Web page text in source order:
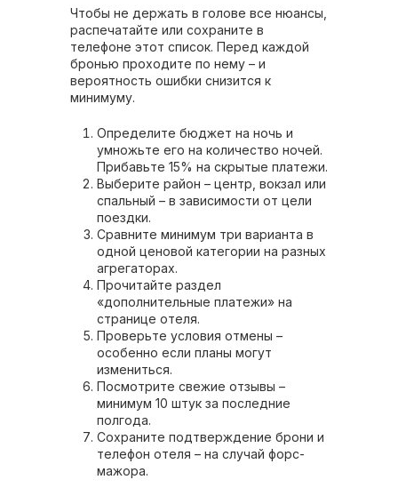
Чтобы не держать в голове все нюансы,
распечатайте или сохраните в
телефоне этот список. Перед каждой
бронью проходите по нему – и
вероятность ошибки снизится к
минимуму.
Определите бюджет на ночь и
умножьте его на количество ночей.
Прибавьте 15% на скрытые платежи.
Выберите район – центр, вокзал или
спальный – в зависимости от цели
поездки.
Сравните минимум три варианта в
одной ценовой категории на разных
агрегаторах.
Прочитайте раздел
«дополнительные платежи» на
странице отеля.
Проверьте условия отмены –
особенно если планы могут
измениться.
Посмотрите свежие отзывы –
минимум 10 штук за последние
полгода.
Сохраните подтверждение брони и
телефон отеля – на случай форс-
мажора.